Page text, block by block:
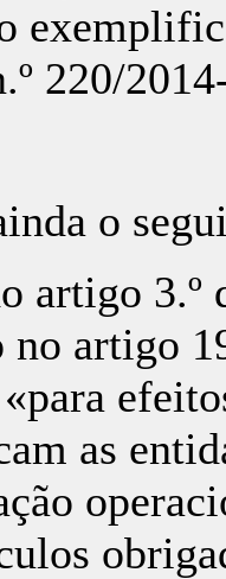
220/
o
artigo 3.º
artigo
as